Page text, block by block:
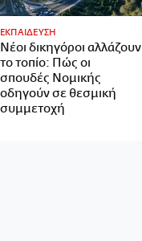
ΕΚΠΑΙΔΕΥΣΗ
Νέοι δικηγόροι αλλάζουν
το τοπίο: Πώς οι
σπουδές Νομικής
οδηγούν σε θεσμική
συμμετοχή